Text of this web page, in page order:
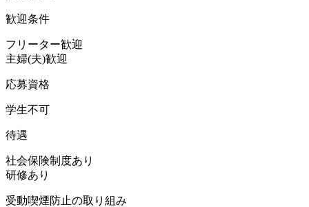
歓迎条件
フリーター歓迎
主婦(夫)歓迎
応募資格
学生不可
待遇
社会保険制度あり
研修あり
受動喫煙防止の取り組み